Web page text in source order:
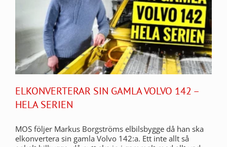
ELKONVERTERAR SIN GAMLA VOLVO 142 –
HELA SERIEN
MOS följer Markus Borgströms elbilsbygge då han ska
elkonvertera sin gamla Volvo 142:a. Ett inte allt så